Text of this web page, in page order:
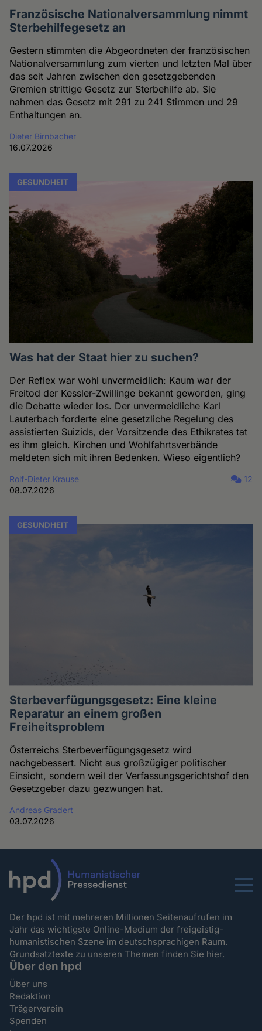
Französische Nationalversammlung nimmt
Sterbehilfegesetz an
Gestern stimmten die Abgeordneten der französischen
Nationalversammlung zum vierten und letzten Mal über
das seit Jahren zwischen den gesetzgebenden
Gremien strittige Gesetz zur Sterbehilfe ab. Sie
nahmen das Gesetz mit 291 zu 241 Stimmen und 29
Enthaltungen an.
Dieter Birnbacher
16.07.2026
GESUNDHEIT
Was hat der Staat hier zu suchen?
Der Reflex war wohl unvermeidlich: Kaum war der
Freitod der Kessler-Zwillinge bekannt geworden, ging
die Debatte wieder los. Der unvermeidliche Karl
Lauterbach forderte eine gesetzliche Regelung des
assistierten Suizids, der Vorsitzende des Ethikrates tat
es ihm gleich. Kirchen und Wohlfahrtsverbände
meldeten sich mit ihren Bedenken. Wieso eigentlich?
Rolf-Dieter Krause
08.07.2026
12
GESUNDHEIT
Sterbeverfügungsgesetz: Eine kleine
Reparatur an einem großen
Freiheitsproblem
Österreichs Sterbeverfügungsgesetz wird
nachgebessert. Nicht aus großzügiger politischer
Einsicht, sondern weil der Verfassungsgerichtshof den
Gesetzgeber dazu gezwungen hat.
Andreas Gradert
03.07.2026
Menu
Der hpd ist mit mehreren Millionen Seitenaufrufen im
Jahr das wichtigste Online-Medium der freigeistig-
humanistischen Szene im deutschsprachigen Raum.
Grundsatztexte zu unseren Themenfinden Sie hier.
Über den hpd
Über uns
Redaktion
Trägerverein
Spenden